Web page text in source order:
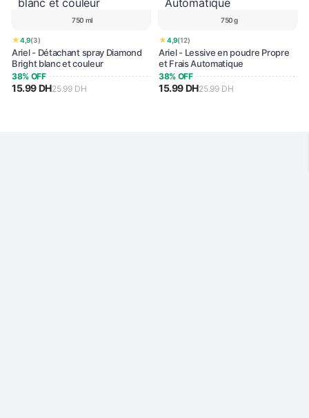
750 ml
★4,9(3)
Ariel - Détachant spray Diamond
Bright blanc et couleur
38% OFF
15.99 DH25.99 DH
750 g
★4,9(12)
Ariel - Lessive en poudre Propre
et Frais Automatique
38% OFF
15.99 DH25.99 DH